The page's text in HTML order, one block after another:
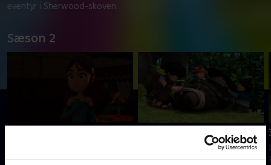
eventyr i Sherwood-skoven.
Sæson 2
I en alder af ti år oplever Robin
29. En kongelig gave
I en alder af ti år oplever Robin
Hood og hans venner en lang